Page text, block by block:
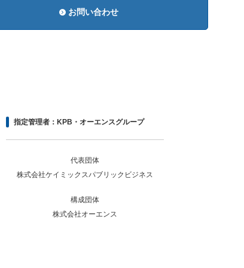
お問い合わせ
指定管理者：KPB・オーエンスグループ
代表団体
株式会社ケイミックスパブリックビジネス
構成団体
株式会社オーエンス